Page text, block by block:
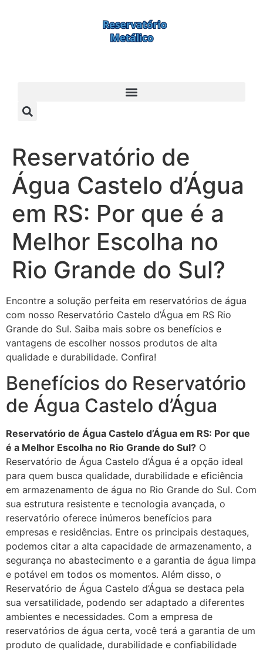
Reservatório de
Água Castelo d’Água
em RS: Por que é a
Melhor Escolha no
Rio Grande do Sul?
Encontre a solução perfeita em reservatórios de água
com nosso Reservatório Castelo d’Água em RS Rio
Grande do Sul. Saiba mais sobre os benefícios e
vantagens de escolher nossos produtos de alta
qualidade e durabilidade. Confira!
Benefícios do Reservatório
de Água Castelo d’Água
Reservatório de Água Castelo d’Água em RS: Por que
é a Melhor Escolha no Rio Grande do Sul? O
Reservatório de Água Castelo d’Água é a opção ideal
para quem busca qualidade, durabilidade e eficiência
em armazenamento de água no Rio Grande do Sul. Com
sua estrutura resistente e tecnologia avançada, o
reservatório oferece inúmeros benefícios para
empresas e residências. Entre os principais destaques,
podemos citar a alta capacidade de armazenamento, a
segurança no abastecimento e a garantia de água limpa
e potável em todos os momentos. Além disso, o
Reservatório de Água Castelo d’Água se destaca pela
sua versatilidade, podendo ser adaptado a diferentes
ambientes e necessidades. Com a empresa de
reservatórios de água certa, você terá a garantia de um
produto de qualidade, durabilidade e confiabilidade